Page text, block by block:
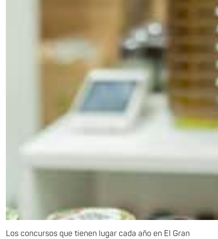
Los concursos que tienen lugar cada año en El Gran